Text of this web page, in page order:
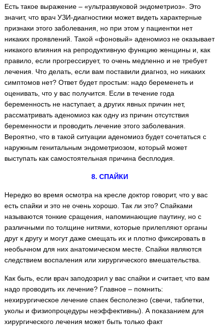
Есть такое выражение – «ультразвуковой эндометриоз». Это
значит, что врач УЗИ-диагностики может видеть характерные
признаки этого заболевания, но при этом у пациентки нет
никаких проявлений. Такой «фоновый» аденомиоз не оказывает
никакого влияния на репродуктивную функцию женщины и, как
правило, если прогрессирует, то очень медленно и не требует
лечения. Что делать, если вам поставили диагноз, но никаких
симптомов нет? Ответ будет простым: надо беременеть и
оценивать, что у вас получится. Если в течение года
беременность не наступает, а других явных причин нет,
рассматривать аденомиоз как одну из причин отсутствия
беременности и проводить лечение этого заболевания.
Вероятно, что в такой ситуации аденомиоз будет сочетаться с
наружным генитальным эндометриозом, который может
выступать как самостоятельная причина бесплодия.
8. СПАЙКИ
Нередко во время осмотра на кресле доктор говорит, что у вас
есть спайки и это не очень хорошо. Так ли это? Спайками
называются тонкие сращения, напоминающие паутину, но с
различными по толщине нитями, которые прилепляют органы
друг к другу и могут даже смещать их и плотно фиксировать в
необычном для них анатомическом месте. Спайки являются
следствием воспаления или хирургического вмешательства.
Как быть, если врач заподозрил у вас спайки и считает, что вам
надо проводить их лечение? Главное – помнить:
нехирургическое лечение спаек бесполезно (свечи, таблетки,
уколы и физиопроцедуры неэффективны). А показанием для
хирургического лечения может быть только факт